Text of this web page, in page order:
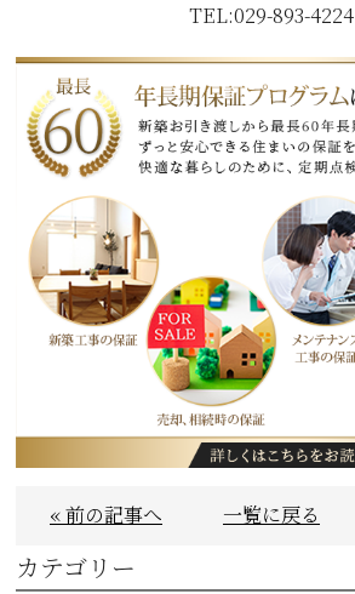
TEL:029-893-4224
« 前の記事へ 一覧に戻る
カテゴリー